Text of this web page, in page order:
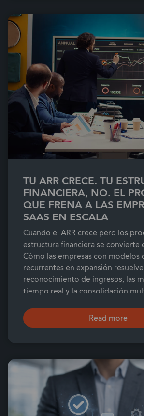
TU ARR CRECE. TU
FINANCIERA, NO. EL
QUE FRENA A LAS
SAAS EN ESCALA
Cuando el ARR crece pero los
estructura financiera se convierte
Cómo las empresas con modelos
recurrentes en expansión
reconocimiento de ingresos, las
tiempo real y la consolidación
Read more